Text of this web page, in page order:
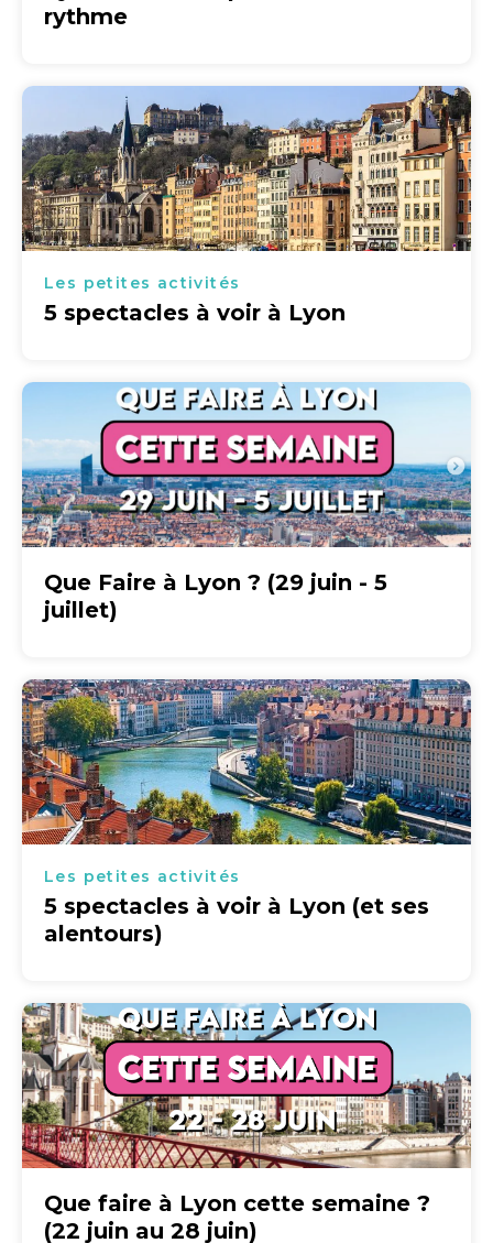
rythme
Les petites activités
5 spectacles à voir à Lyon
Que Faire à Lyon ? (29 juin - 5
juillet)
Les petites activités
5 spectacles à voir à Lyon (et ses
alentours)
Que faire à Lyon cette semaine ?
(22 juin au 28 juin)